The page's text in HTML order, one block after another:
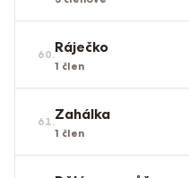
60.Ráječko
1 člen
61.Zahálka
1 člen